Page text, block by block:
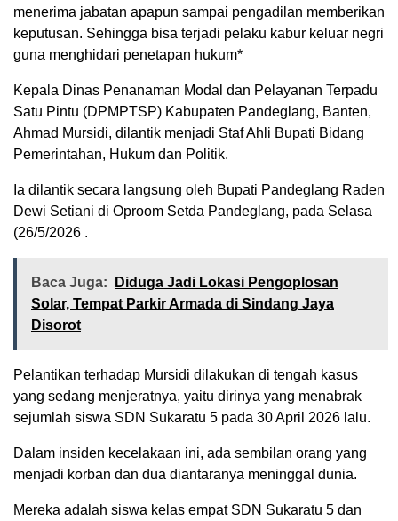
menerima jabatan apapun sampai pengadilan memberikan
keputusan. Sehingga bisa terjadi pelaku kabur keluar negri
guna menghidari penetapan hukum*
Kepala Dinas Penanaman Modal dan Pelayanan Terpadu
Satu Pintu (DPMPTSP) Kabupaten Pandeglang, Banten,
Ahmad Mursidi, dilantik menjadi Staf Ahli Bupati Bidang
Pemerintahan, Hukum dan Politik.
Ia dilantik secara langsung oleh Bupati Pandeglang Raden
Dewi Setiani di Oproom Setda Pandeglang, pada Selasa
(26/5/2026 .
Baca Juga:
Diduga Jadi Lokasi Pengoplosan
Solar, Tempat Parkir Armada di Sindang Jaya
Disorot
Pelantikan terhadap Mursidi dilakukan di tengah kasus
yang sedang menjeratnya, yaitu dirinya yang menabrak
sejumlah siswa SDN Sukaratu 5 pada 30 April 2026 lalu.
Dalam insiden kecelakaan ini, ada sembilan orang yang
menjadi korban dan dua diantaranya meninggal dunia.
Mereka adalah siswa kelas empat SDN Sukaratu 5 dan